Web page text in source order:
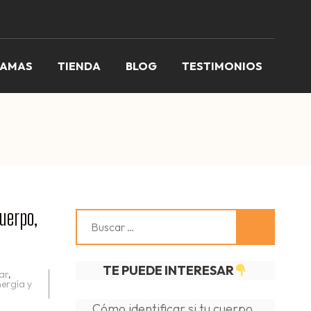
TIENDA BLOG TESTIMONIOS
,
y
TE PUEDE INTERESAR